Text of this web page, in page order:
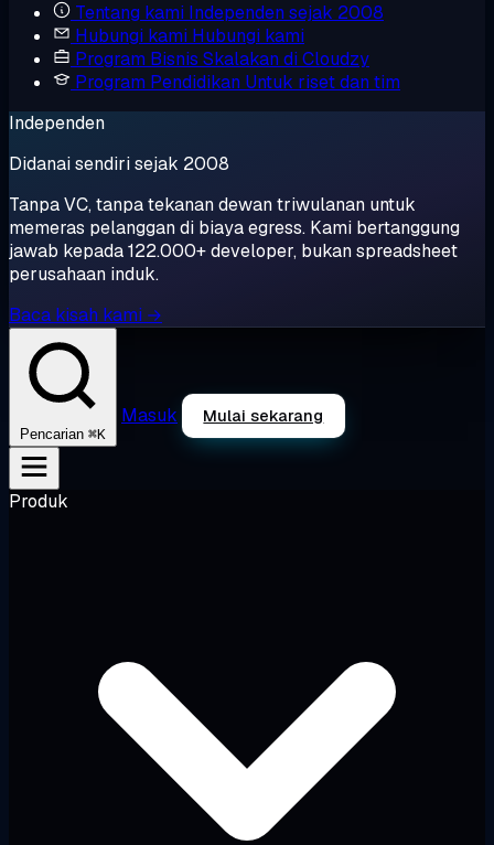
Tentang kami Independen sejak 2008
Hubungi kami Hubungi kami
Program Bisnis Skalakan di Cloudzy
Program Pendidikan Untuk riset dan tim
Independen
Didanai sendiri sejak 2008
Tanpa VC, tanpa tekanan dewan triwulanan untuk
memeras pelanggan di biaya egress. Kami bertanggung
jawab kepada 122.000+ developer, bukan spreadsheet
perusahaan induk.
Baca kisah kami →
Pencarian ⌘K
Masuk Mulai sekarang
Produk